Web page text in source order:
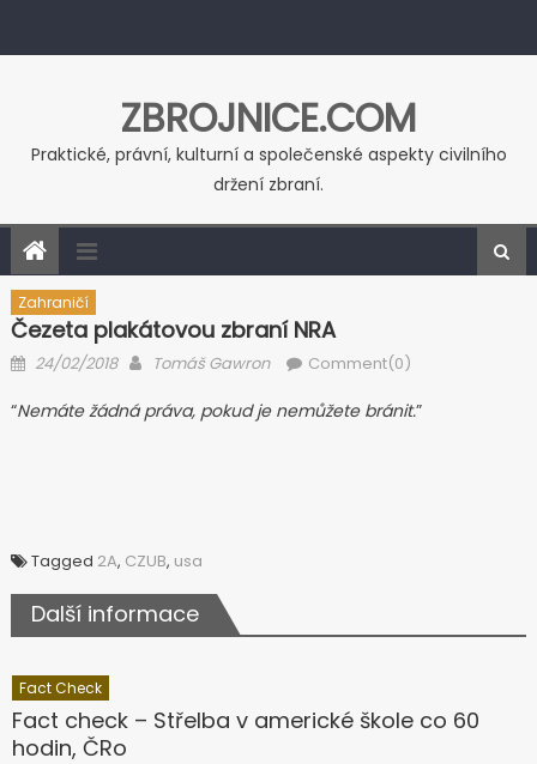
ZBROJNICE.COM
Praktické, právní, kulturní a společenské aspekty civilního
držení zbraní.
Zahraničí
Čezeta plakátovou zbraní NRA
Posted on
24/02/2018 Author
Tomáš Gawron Comment(0)
“Nemáte žádná práva, pokud je nemůžete bránit.”
Tagged 2A, CZUB, usa
Další informace
Fact Check
Fact check – Střelba v americké škole co 60
hodin, ČRo